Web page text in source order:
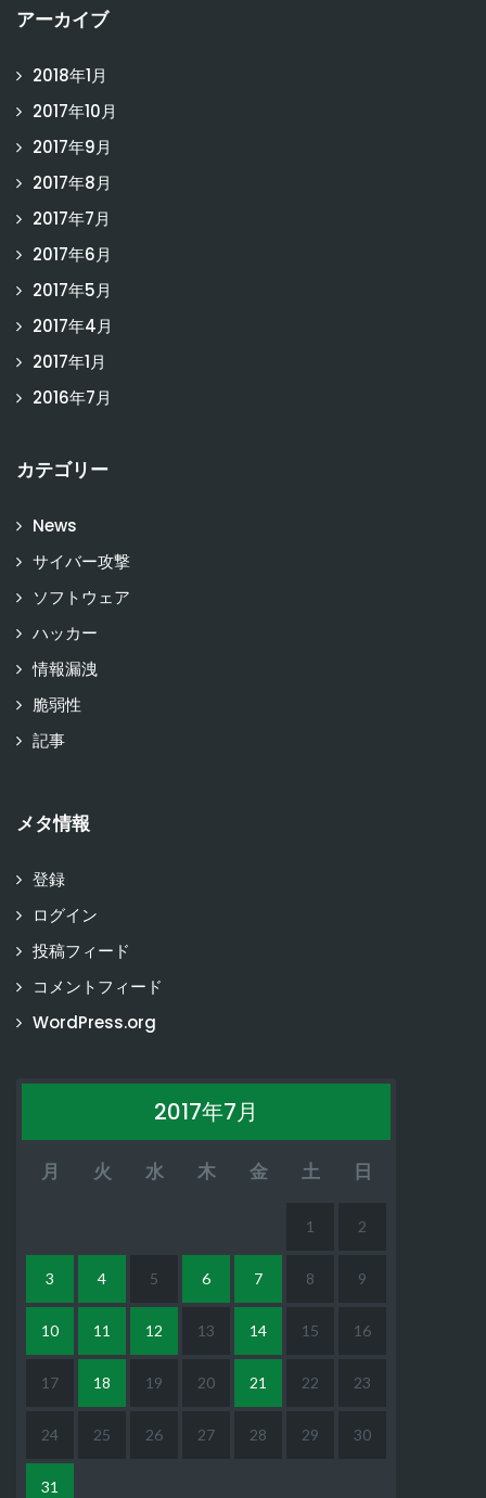
アーカイブ
2018年1月
2017年10月
2017年9月
2017年8月
2017年7月
2017年6月
2017年5月
2017年4月
2017年1月
2016年7月
カテゴリー
News
サイバー攻撃
ソフトウェア
ハッカー
情報漏洩
脆弱性
記事
メタ情報
登録
ログイン
投稿フィード
コメントフィード
WordPress.org
2017年7月
月 火 水 木 金 土 日
1 2
3 4 5 6 7 8 9
10 11 12 13 14 15 16
17 18 19 20 21 22 23
24 25 26 27 28 29 30
31